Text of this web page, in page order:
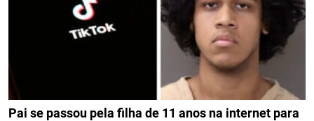
Pai se passou pela filha de 11 anos na internet para